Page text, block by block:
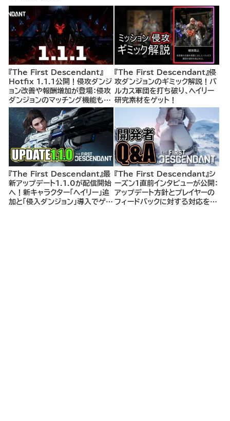
『The First Descendant』
Hotfix 1.1.1公開！侵攻ダンジ
ョン改善や報酬増加が登場：侵攻
ダンジョンのマッチング機能も実
装予定とアナウンス
『The First Descendant』侵
攻ダンジョンのギミック解説！バ
ルカス軍団を打ち破り、ヘイリー
研究素材をゲット！
『The First Descendant』最
新アップデート1.1.0が配信開始
へ！新キャラクター「ヘイリー」追
加と「侵入ダンジョン」導入でゲー
『The First Descendant』シ
ーズン1直前インタビューが公開：
アップデート方針とプレイヤーの
フィードバックに対する対応を語